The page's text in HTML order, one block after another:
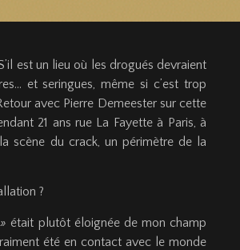
est un lieu où les drogués devraient
et seringues, même si c’est trop
avec Pierre Demeester sur cette
21 ans rue La Fayette à Paris, à
scène du crack, un périmètre de la
?
était plutôt éloignée de mon champ
été en contact avec le monde